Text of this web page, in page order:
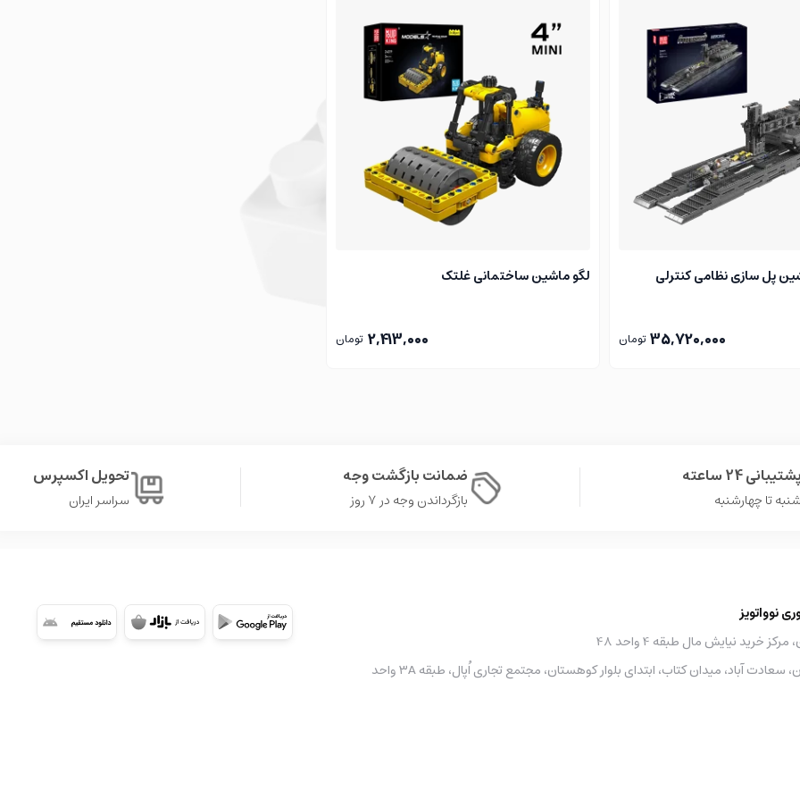
ساخت و بازی با یک مدل زیبا از یک اتومبیل معروف را می‌دهد، بلکه می‌تواند مهارت‌های مهندسی و تفکر منطقی آنها را تقویت کرده و
پل سازی نظامی کنترلی
35,720,000 تومان
لگو ماشین ساختمانی غلتک
2,413,000 تومان
پشتیبانی 24 ساعته
شنبه تا چهارشنبه
ضمانت بازگشت وجه
بازگرداندن وجه در ۷ روز
تحویل اکسپرس
سراسر ایران
نوواتویز
شعبه 2: تهران، سعادت آباد، میدان کتاب، ابتدای بلوار کوهستان، مجتمع تجاری اُپال، طبقه ۳A واحد